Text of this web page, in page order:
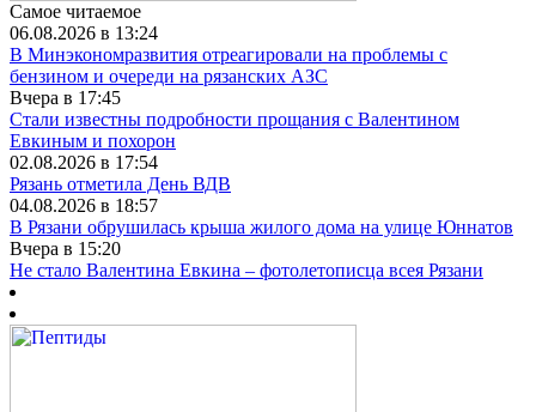
Самое читаемое
06.08.2026 в 13:24
В Минэкономразвития отреагировали на проблемы с
бензином и очереди на рязанских АЗС
Вчера в 17:45
Стали известны подробности прощания с Валентином
Евкиным и похорон
02.08.2026 в 17:54
Рязань отметила День ВДВ
04.08.2026 в 18:57
В Рязани обрушилась крыша жилого дома на улице Юннатов
Вчера в 15:20
Не стало Валентина Евкина – фотолетописца всея Рязани